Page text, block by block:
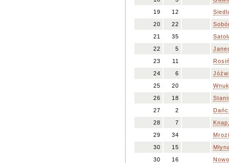
19
12
20
22
21
35
22
5
23
11
24
6
25
20
26
18
27
2
28
7
29
34
30
15
30
16